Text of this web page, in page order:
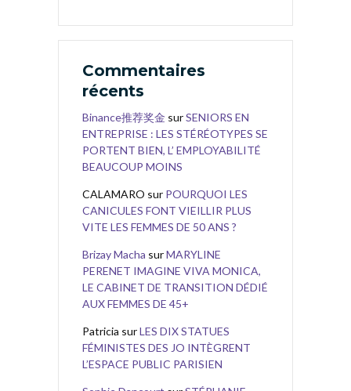
Commentaires
récents
Binance推荐奖金 surSENIORS EN
ENTREPRISE : LES STÉRÉOTYPES SE
PORTENT BIEN, L’ EMPLOYABILITÉ
BEAUCOUP MOINS
CALAMARO sur POURQUOI LES
CANICULES FONT VIEILLIR PLUS
VITE LES FEMMES DE 50 ANS ?
Brizay Macha surMARYLINE
PERENET IMAGINE VIVA MONICA,
LE CABINET DE TRANSITION DÉDIÉ
AUX FEMMES DE 45+
Patricia surLES DIX STATUES
FÉMINISTES DES JO INTÈGRENT
L’ESPACE PUBLIC PARISIEN